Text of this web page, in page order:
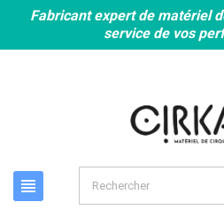
Fabricant expert de matériel
service de vos
view_headline